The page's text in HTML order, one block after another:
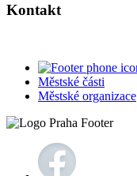
Kontakt
Městské části
Městské organizace